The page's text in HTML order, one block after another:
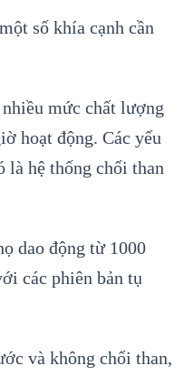
số khía cạnh cần
mức chất lượng
hoạt động. Các yếu
là hệ thống chổi than
dao động từ 1000
các phiên bản tụ
và không chổi than,